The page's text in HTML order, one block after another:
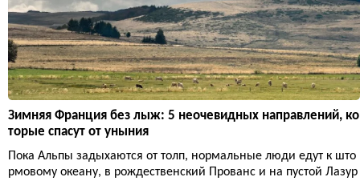
Зимняя Франция без лыж: 5 неочевидных направлений, ко
торые спасут от уныния
Пока Альпы задыхаются от толп, нормальные люди едут к што
рмовому океану, в рождественский Прованс и на пустой Лазур